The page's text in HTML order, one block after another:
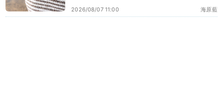
海原藍
2026/08/07 11:00